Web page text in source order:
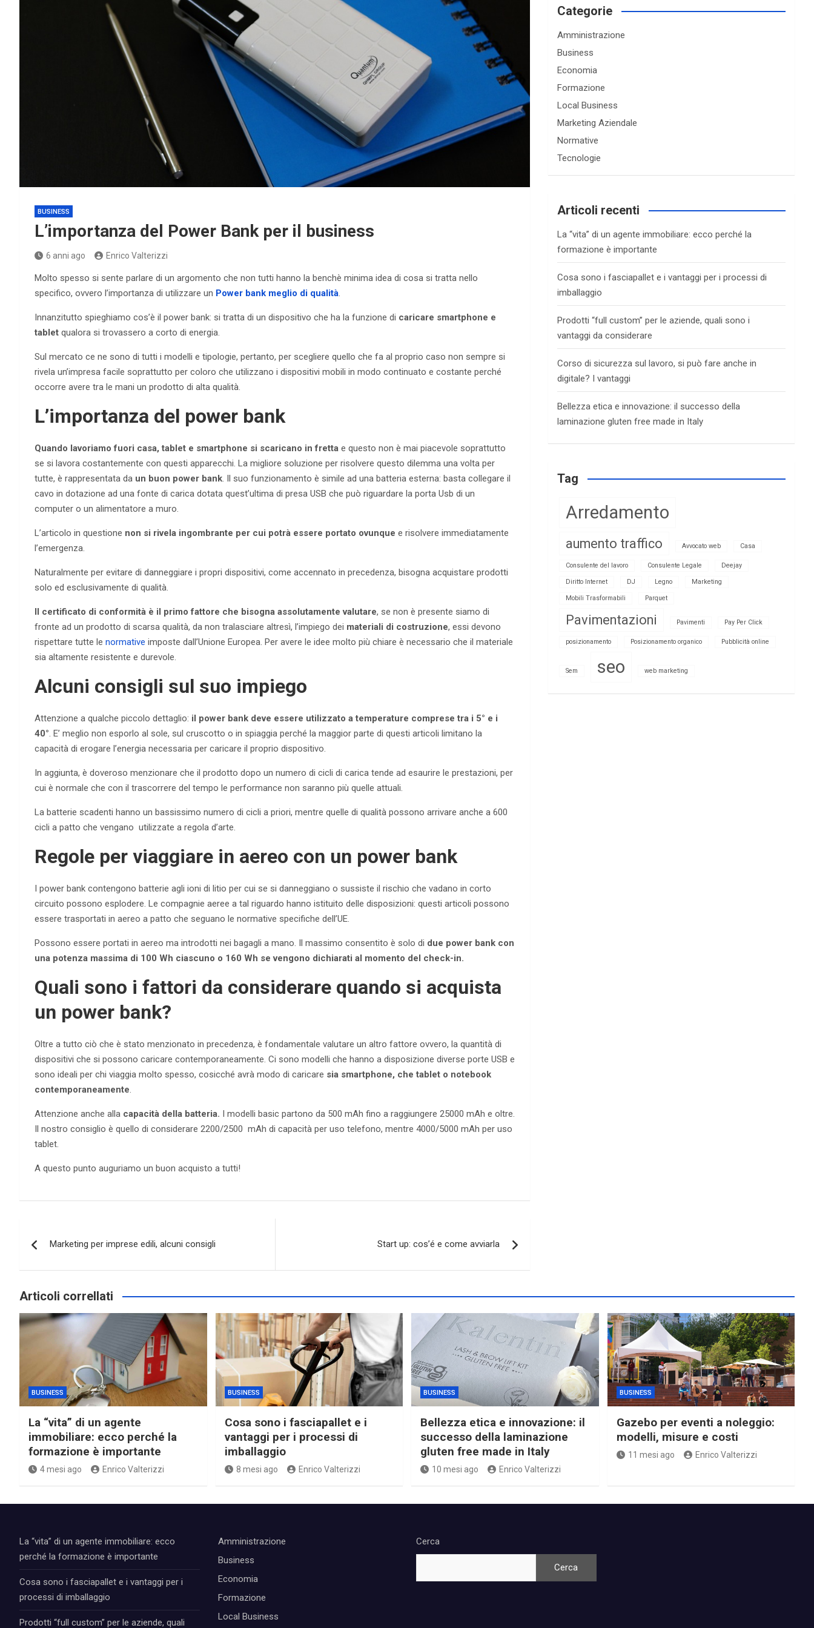
BUSINESS
L’importanza del Power Bank per il business
6 anni ago Enrico Valterizzi
Molto spesso si sente parlare di un argomento che non tutti hanno la benchè minima idea di cosa si tratta nello
specifico, ovvero l’importanza di utilizzare un Power bank meglio di qualità.
Innanzitutto spieghiamo cos’è il power bank: si tratta di un dispositivo che ha la funzione di caricare smartphone e
tablet qualora si trovassero a corto di energia.
Sul mercato ce ne sono di tutti i modelli e tipologie, pertanto, per scegliere quello che fa al proprio caso non sempre si
rivela un’impresa facile soprattutto per coloro che utilizzano i dispositivi mobili in modo continuato e costante perché
occorre avere tra le mani un prodotto di alta qualità.
L’importanza del power bank
Quando lavoriamo fuori casa, tablet e smartphone si scaricano in fretta e questo non è mai piacevole soprattutto
se si lavora costantemente con questi apparecchi. La migliore soluzione per risolvere questo dilemma una volta per
tutte, è rappresentata da un buon power bank. Il suo funzionamento è simile ad una batteria esterna: basta collegare il
cavo in dotazione ad una fonte di carica dotata quest’ultima di presa USB che può riguardare la porta Usb di un
computer o un alimentatore a muro.
L’articolo in questione non si rivela ingombrante per cui potrà essere portato ovunque e risolvere immediatamente
l’emergenza.
Naturalmente per evitare di danneggiare i propri dispositivi, come accennato in precedenza, bisogna acquistare prodotti
solo ed esclusivamente di qualità.
Il certificato di conformità è il primo fattore che bisogna assolutamente valutare, se non è presente siamo di
fronte ad un prodotto di scarsa qualità, da non tralasciare altresì, l’impiego dei materiali di costruzione, essi devono
rispettare tutte le normative imposte dall’Unione Europea. Per avere le idee molto più chiare è necessario che il materiale
sia altamente resistente e durevole.
Alcuni consigli sul suo impiego
Attenzione a qualche piccolo dettaglio: il power bank deve essere utilizzato a temperature comprese tra i 5° e i
40°. E’ meglio non esporlo al sole, sul cruscotto o in spiaggia perché la maggior parte di questi articoli limitano la
capacità di erogare l’energia necessaria per caricare il proprio dispositivo.
In aggiunta, è doveroso menzionare che il prodotto dopo un numero di cicli di carica tende ad esaurire le prestazioni, per
cui è normale che con il trascorrere del tempo le performance non saranno più quelle attuali.
La batterie scadenti hanno un bassissimo numero di cicli a priori, mentre quelle di qualità possono arrivare anche a 600
cicli a patto che vengano utilizzate a regola d’arte.
Regole per viaggiare in aereo con un power bank
I power bank contengono batterie agli ioni di litio per cui se si danneggiano o sussiste il rischio che vadano in corto
circuito possono esplodere. Le compagnie aeree a tal riguardo hanno istituito delle disposizioni: questi articoli possono
essere trasportati in aereo a patto che seguano le normative specifiche dell’UE.
Possono essere portati in aereo ma introdotti nei bagagli a mano. Il massimo consentito è solo di due power bank con
una potenza massima di 100 Wh ciascuno o 160 Wh se vengono dichiarati al momento del check-in.
Quali sono i fattori da considerare quando si acquista
un power bank?
Oltre a tutto ciò che è stato menzionato in precedenza, è fondamentale valutare un altro fattore ovvero, la quantità di
dispositivi che si possono caricare contemporaneamente. Ci sono modelli che hanno a disposizione diverse porte USB e
sono ideali per chi viaggia molto spesso, cosicché avrà modo di caricare sia smartphone, che tablet o notebook
contemporaneamente.
Attenzione anche alla capacità della batteria. I modelli basic partono da 500 mAh fino a raggiungere 25000 mAh e oltre.
Il nostro consiglio è quello di considerare 2200/2500 mAh di capacità per uso telefono, mentre 4000/5000 mAh per uso
tablet.
A questo punto auguriamo un buon acquisto a tutti!
articoli
Marketing per imprese edili, alcuni consigli Start up: cos’é e come avviarla
c
Categorie
Amministrazione
Business
Economia
Formazione
Local Business
Marketing Aziendale
Normative
Tecnologie
Articoli recenti
La “vita” di un agente immobiliare: ecco perché la
formazione è importante
Cosa sono i fasciapallet e i vantaggi per i processi di
imballaggio
Prodotti “full custom” per le aziende, quali sono i
vantaggi da considerare
Corso di sicurezza sul lavoro, si può fare anche in
digitale? I vantaggi
Bellezza etica e innovazione: il successo della
laminazione gluten free made in Italy
Tag
Arredamento
aumento traffico Avvocato web Casa
Consulente del lavoro Consulente Legale Deejay
Diritto Internet DJ Legno Marketing
Mobili Trasformabili Parquet
Pavimentazioni Pavimenti Pay Per Click
posizionamento Posizionamento organico Pubblicità online
Sem seo web marketing
Articoli correllati
BUSINESS
La “vita” di un agente
immobiliare: ecco perché la
formazione è importante
4 mesi ago Enrico Valterizzi
BUSINESS
Cosa sono i fasciapallet e i
vantaggi per i processi di
imballaggio
8 mesi ago Enrico Valterizzi
BUSINESS
Bellezza etica e innovazione: il
successo della laminazione
gluten free made in Italy
10 mesi ago Enrico Valterizzi
BUSINESS
Gazebo per eventi a noleggio:
modelli, misure e costi
11 mesi ago Enrico Valterizzi
La “vita” di un agente immobiliare: ecco
perché la formazione è importante
Cosa sono i fasciapallet e i vantaggi per i
processi di imballaggio
Prodotti “full custom” per le aziende, quali
Amministrazione
Business
Economia
Formazione
Local Business
Cerca
Cerca